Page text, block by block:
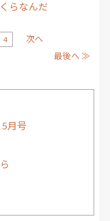
らなんだ
4
次へ
最後へ ≫
月号